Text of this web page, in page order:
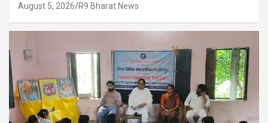
August 5, 2026 R9 Bharat News